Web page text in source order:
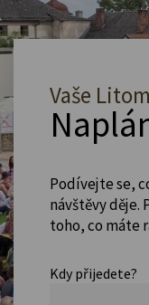
Vaše
Podívejte se,
návštěvy děje.
toho, co máte
Kdy přijedete?